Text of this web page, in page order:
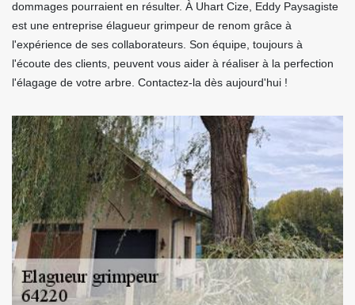
dommages pourraient en résulter. À Uhart Cize, Eddy Paysagiste
est une entreprise élagueur grimpeur de renom grâce à
l'expérience de ses collaborateurs. Son équipe, toujours à
l'écoute des clients, peuvent vous aider à réaliser à la perfection
l'élagage de votre arbre. Contactez-la dès aujourd'hui !